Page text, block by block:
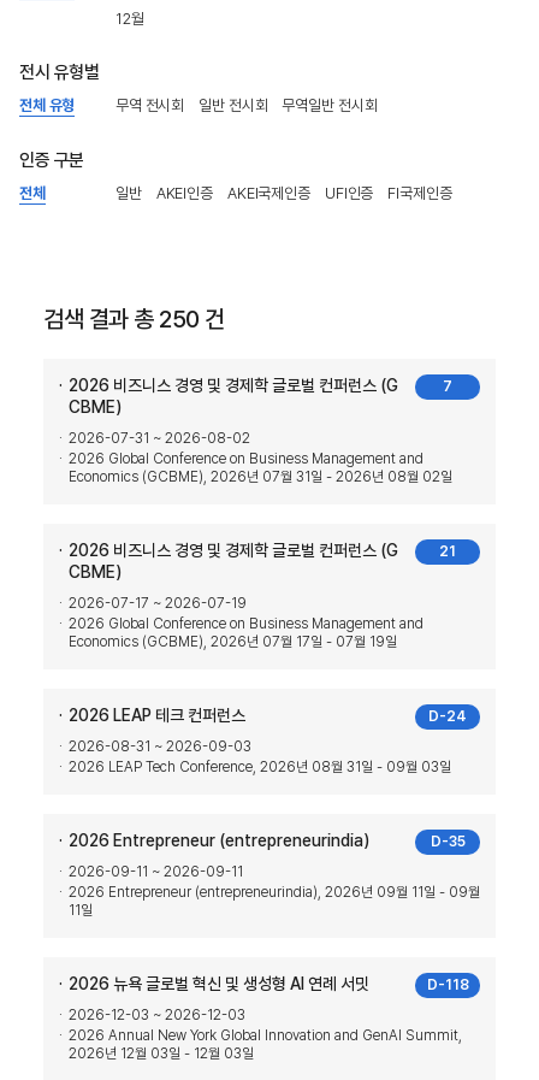
12월
전시 유형별
전체 유형 무역 전시회 일반 전시회 무역일반 전시회
인증 구분
전체 일반 AKEI인증 AKEI국제인증 UFI인증 FI국제인증
검색 결과 총 250 건
7
2026 비즈니스 경영 및 경제학 글로벌 컨퍼런스 (G
CBME)
2026-07-31 ~ 2026-08-02
2026 Global Conference on Business Management and
Economics (GCBME), 2026년 07월 31일 - 2026년 08월 02일
21
2026 비즈니스 경영 및 경제학 글로벌 컨퍼런스 (G
CBME)
2026-07-17 ~ 2026-07-19
2026 Global Conference on Business Management and
Economics (GCBME), 2026년 07월 17일 - 07월 19일
D-24
2026 LEAP 테크 컨퍼런스
2026-08-31 ~ 2026-09-03
2026 LEAP Tech Conference, 2026년 08월 31일 - 09월 03일
D-35
2026 Entrepreneur (entrepreneurindia)
2026-09-11 ~ 2026-09-11
2026 Entrepreneur (entrepreneurindia), 2026년 09월 11일 - 09월
11일
D-118
2026 뉴욕 글로벌 혁신 및 생성형 AI 연례 서밋
2026-12-03 ~ 2026-12-03
2026 Annual New York Global Innovation and GenAI Summit,
2026년 12월 03일 - 12월 03일